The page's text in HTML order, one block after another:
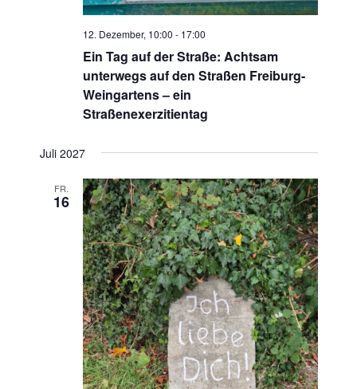
Ein Tag auf der Straße: Achtsam
unterwegs auf den Straßen Freiburg-
Weingartens – ein
Straßenexerzitientag
12. Dezember, 10:00 - 17:00
Juli 2027
FR.
16